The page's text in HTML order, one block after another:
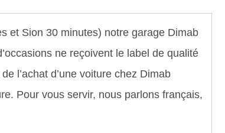
et Sion 30 minutes) notre garage Dimab
ne reçoivent le label de qualité
l’achat d’une voiture chez Dimab
Pour vous servir, nous parlons français,